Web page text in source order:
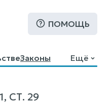
ПОМОЩЬ
Законы
Ещё
СТ. 29